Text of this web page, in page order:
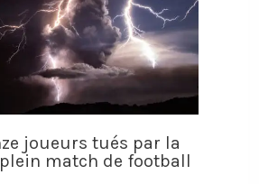
joueurs tués par la
match de football